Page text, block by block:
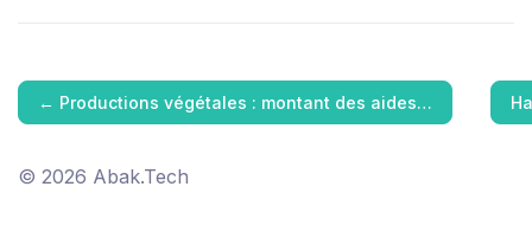
← Productions végétales : montant des aides…
© 2026 Abak.Tech